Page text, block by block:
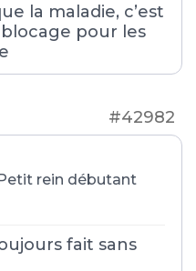
la maladie, c’est
blocage pour les
#42982
rein débutant
fait sans